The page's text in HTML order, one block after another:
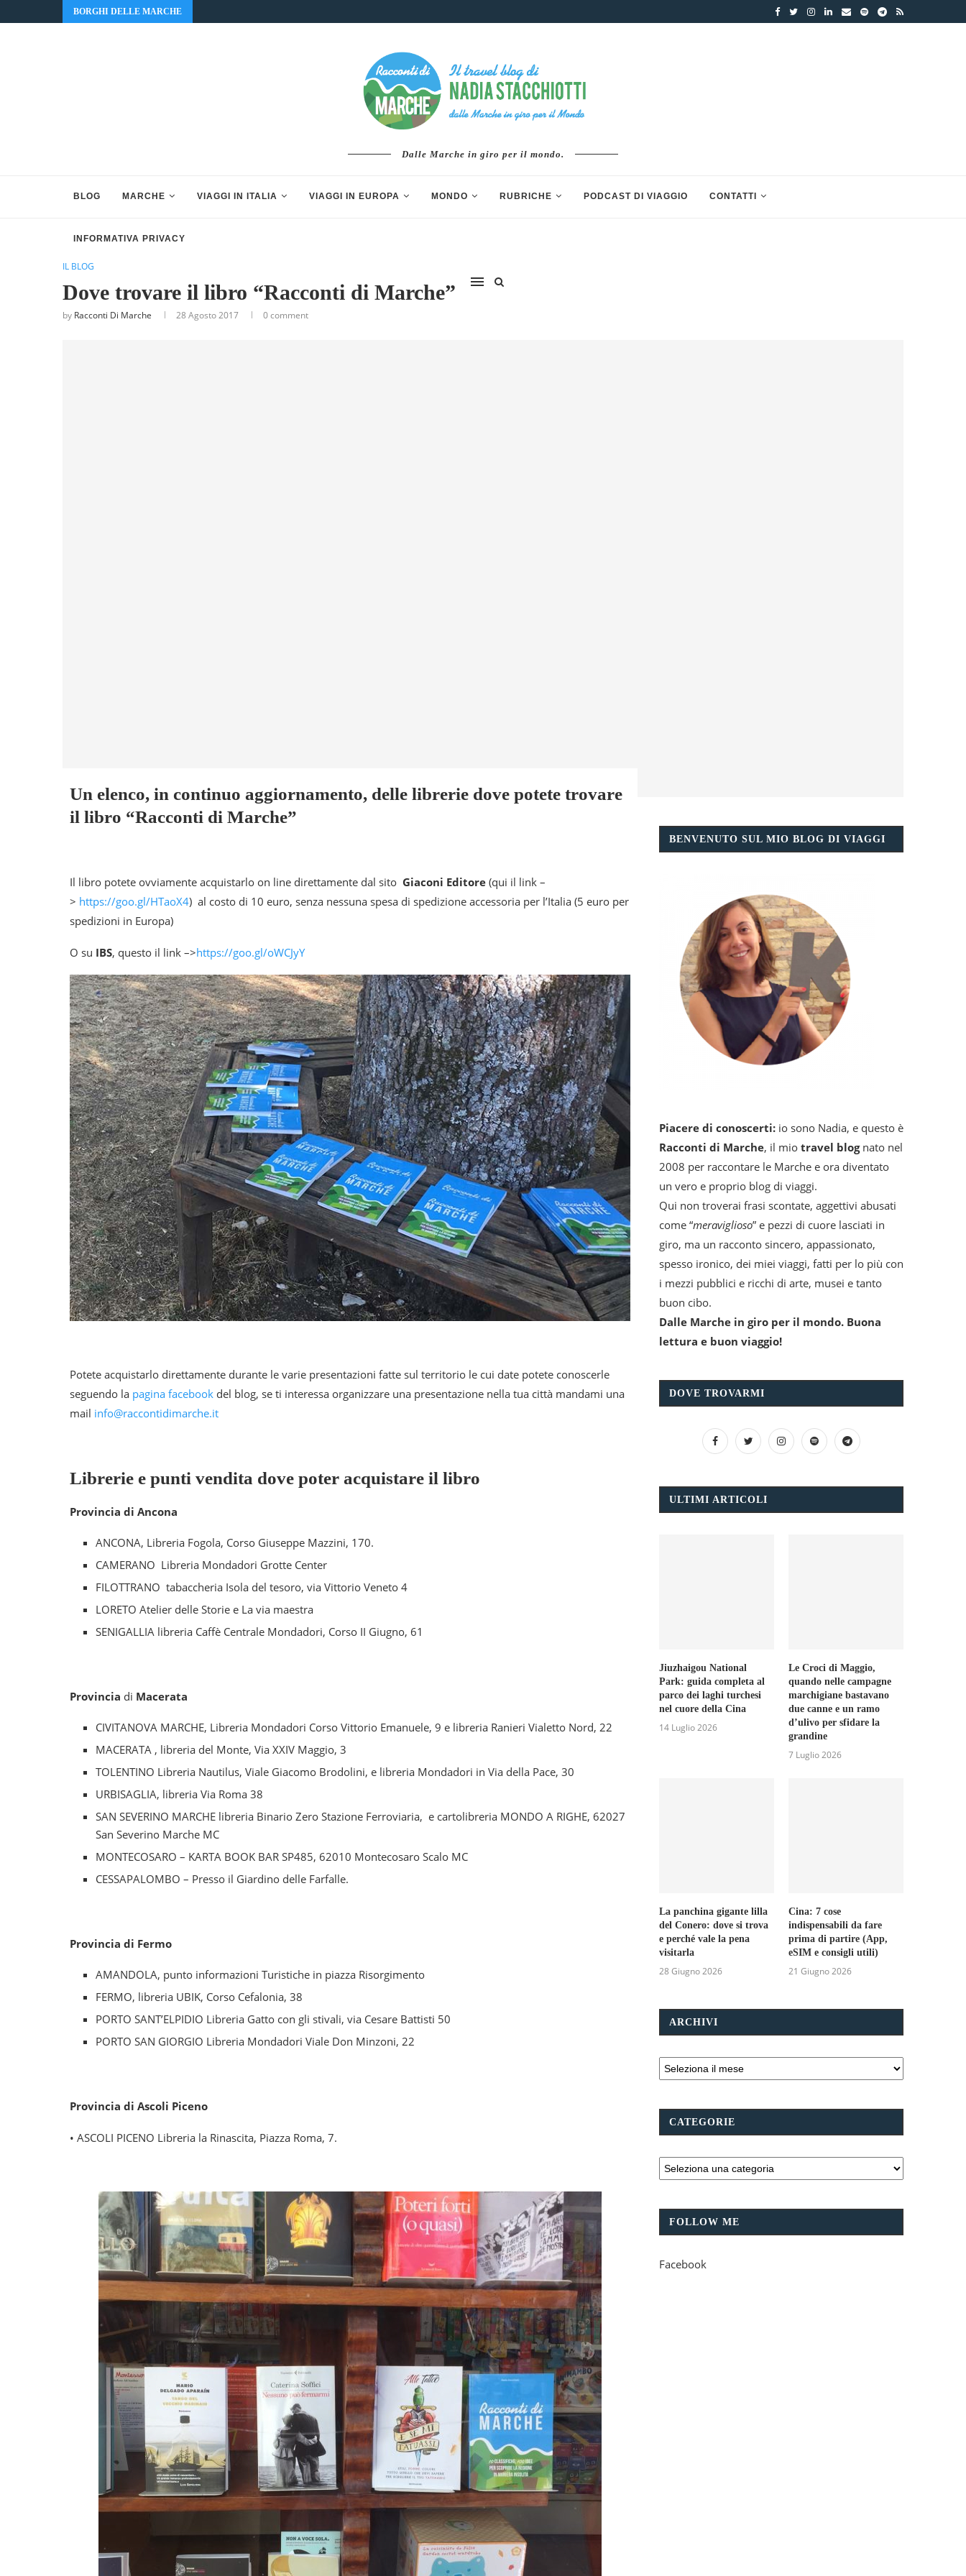
BORGHI DELLE MARCHE
Dalle Marche in giro per il mondo.
BLOG MARCHE VIAGGI IN ITALIA VIAGGI IN EUROPA MONDO RUBRICHE PODCAST DI VIAGGIO CONTATTI
INFORMATIVA PRIVACY
IL BLOG
Dove trovare il libro “Racconti di Marche”
by Racconti Di Marche 28 Agosto 2017 0 comment
Un elenco, in continuo aggiornamento, delle librerie dove potete trovare
il libro “Racconti di Marche”
Il libro potete ovviamente acquistarlo on line direttamente dal sito Giaconi Editore (qui il link –
> https://goo.gl/HTaoX4) al costo di 10 euro, senza nessuna spesa di spedizione accessoria per l’Italia (5 euro per
spedizioni in Europa)
O su IBS, questo il link –>https://goo.gl/oWCJyY
Potete acquistarlo direttamente durante le varie presentazioni fatte sul territorio le cui date potete conoscerle
seguendo la pagina facebook del blog, se ti interessa organizzare una presentazione nella tua città mandami una
mail info@raccontidimarche.it
Librerie e punti vendita dove poter acquistare il libro
Provincia di Ancona
ANCONA, Libreria Fogola, Corso Giuseppe Mazzini, 170.
CAMERANO Libreria Mondadori Grotte Center
FILOTTRANO tabaccheria Isola del tesoro, via Vittorio Veneto 4
LORETO Atelier delle Storie e La via maestra
SENIGALLIA libreria Caffè Centrale Mondadori, Corso II Giugno, 61
Provincia di Macerata
CIVITANOVA MARCHE, Libreria Mondadori Corso Vittorio Emanuele, 9 e libreria Ranieri Vialetto Nord, 22
MACERATA , libreria del Monte, Via XXIV Maggio, 3
TOLENTINO Libreria Nautilus, Viale Giacomo Brodolini, e libreria Mondadori in Via della Pace, 30
URBISAGLIA, libreria Via Roma 38
SAN SEVERINO MARCHE libreria Binario Zero Stazione Ferroviaria, e cartolibreria MONDO A RIGHE, 62027
San Severino Marche MC
MONTECOSARO – KARTA BOOK BAR SP485, 62010 Montecosaro Scalo MC
CESSAPALOMBO – Presso il Giardino delle Farfalle.
Provincia di Fermo
AMANDOLA, punto informazioni Turistiche in piazza Risorgimento
FERMO, libreria UBIK, Corso Cefalonia, 38
PORTO SANT’ELPIDIO Libreria Gatto con gli stivali, via Cesare Battisti 50
PORTO SAN GIORGIO Libreria Mondadori Viale Don Minzoni, 22
Provincia di Ascoli Piceno
• ASCOLI PICENO Libreria la Rinascita, Piazza Roma, 7.
BENVENUTO SUL MIO BLOG DI VIAGGI
Piacere di conoscerti: io sono Nadia, e questo è
Racconti di Marche, il mio travel blognato nel
2008 per raccontare le Marche e ora diventato
un vero e proprio blog di viaggi.
Qui non troverai frasi scontate, aggettivi abusati
come “meraviglioso” e pezzi di cuore lasciati in
giro, ma un racconto sincero, appassionato,
spesso ironico, dei miei viaggi, fatti per lo più con
i mezzi pubblici e ricchi di arte, musei e tanto
buon cibo.
Dalle Marche in giro per il mondo. Buona
lettura e buon viaggio!
DOVE TROVARMI
ULTIMI ARTICOLI
Jiuzhaigou National
Park: guida completa al
parco dei laghi turchesi
nel cuore della Cina
14 Luglio 2026
Le Croci di Maggio,
quando nelle campagne
marchigiane bastavano
due canne e un ramo
d’ulivo per sfidare la
grandine
7 Luglio 2026
La panchina gigante lilla
del Conero: dove si trova
e perché vale la pena
visitarla
28 Giugno 2026
Cina: 7 cose
indispensabili da fare
prima di partire (App,
eSIM e consigli utili)
21 Giugno 2026
ARCHIVI
CATEGORIE
FOLLOW ME
Facebook